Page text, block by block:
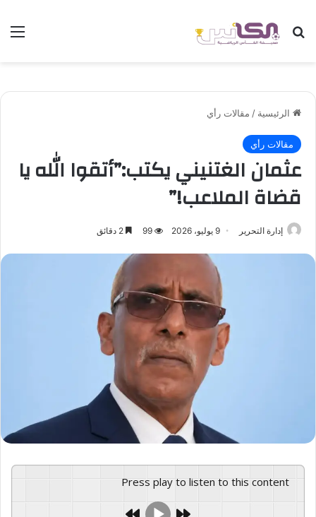
بحث عن
الرئيسية / مقالات رأي
مقالات رأي
عثمان الغتنيني يكتب:”أتقوا الله يا
قضاة الملاعب!”
إدارة التحرير 9 يوليو، 2026 99
Press play to listen to this content